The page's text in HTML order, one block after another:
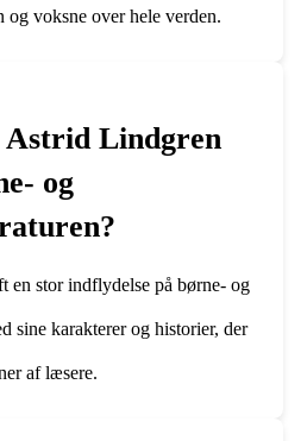
og voksne over hele verden.
Lindgren
og
en stor indflydelse på børne- og
sine karakterer og historier, der
af læsere.